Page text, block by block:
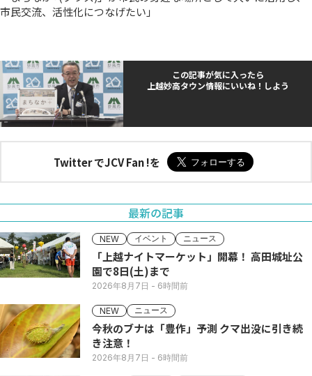
市民交流、活性化につなげたい」
この記事が気に入ったら
上越妙高タウン情報にいいね！しよう
Twitter でJCV Fan !を
最新の記事
NEW イベント ニュース
「上越ナイトマーケット」開幕！ 高田城址公
園で8日(土)まで
2026年8月7日 - 6時間前
NEW ニュース
今秋のブナは「豊作」予測 クマ出没に引き続
き注意！
2026年8月7日 - 6時間前